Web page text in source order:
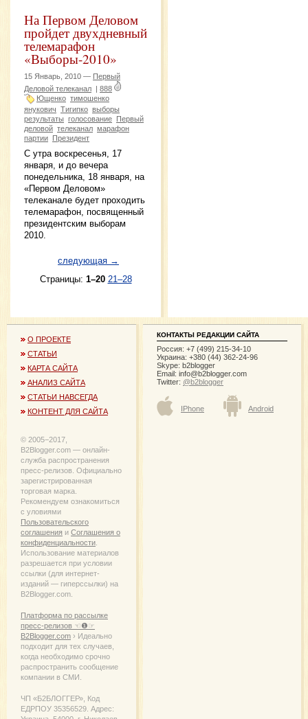
На Первом Деловом
пройдет двухдневный
телемарафон
«Выборы-2010»
15 Январь, 2010 — Первый
Деловой телеканал
888
Ющенко тимошенко
янукович Тигипко выборы
результаты голосование
Первый
деловой телеканал марафон
партии
Президент
С утра воскресенья, 17
января, и до вечера
понедельника, 18 января, на
«Первом Деловом»
телеканале будет проходить
телемарафон, посвященный
президентским выборам
2010.
следующая →
Страницы: 1–20 21–28
О ПРОЕКТЕ
СТАТЬИ
КАРТА САЙТА
АНАЛИЗ САЙТА
СТАТЬИ НАВСЕГДА
КОНТЕНТ ДЛЯ САЙТА
© 2005−2017,
B2Blogger.com — онлайн-
служба распространения
пресс-релизов. Официально
зарегистрированная
торговая марка.
Рекомендуем ознакомиться
с уловиями
Пользовательского
соглашения и Соглашения о
конфиденциальности
Использование материалов
разрешается при условии
ссылки (для интернет-
изданий — гиперссылки) на
B2Blogger.com.
Платформа по рассылке
пресс-релизов ☜❶☞
B2Blogger.com › Идеально
подходит для тех случаев,
когда необходимо срочно
распространить сообщение
компании в СМИ.
ЧП «Б2БЛОГГЕР», Код
ЕДРПОУ 35356529. Адрес:
КОНТАКТЫ РЕДАКЦИИ САЙТА
Россия: +7 (499) 215-34-10
Украина: +380 (44) 362-24-96
Skype: b2blogger
Email: info@b2blogger.com
Twitter: @b2blogger
IPhone Android